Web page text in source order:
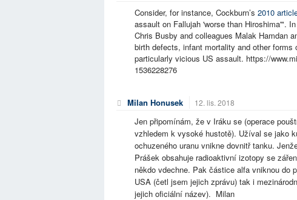
Consider, for instance, Cockburn’s 2010
assault on Fallujah 'worse than Hiroshima'".
Chris Busby and colleagues Malak Hamdan
birth defects, infant mortality and other
particularly vicious US assault. https://
1536228276
Milan Honusek 12. lis. 2018
Jen připomínám, že v Iráku se (operace
vzhledem k vysoké hustotě). Užíval se jako
ochuzeného uranu vnikne dovnitř tanku.
Prášek obsahuje radioaktivní izotopy se
někdo vdechne. Pak částice alfa vniknou do
USA (četl jsem jejich zprávu) tak i
jejich oficiální název). Milan